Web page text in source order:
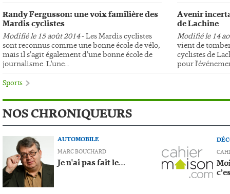
Randy Fergusson: une voix familière des
Mardis cyclistes
Modifié le 15 août 2014- Les Mardis cyclistes
sont reconnus comme une bonne école de vélo,
mais il s’agit également d’une bonne école de
journalisme. L'une...
Avenir
de Lachine
Modifié le 14
vient de
cyclistes de
pour
Sports
NOS CHRONIQUEURS
AUTOMOBILE
MARC BOUCHARD
Je n'ai pas fait le…